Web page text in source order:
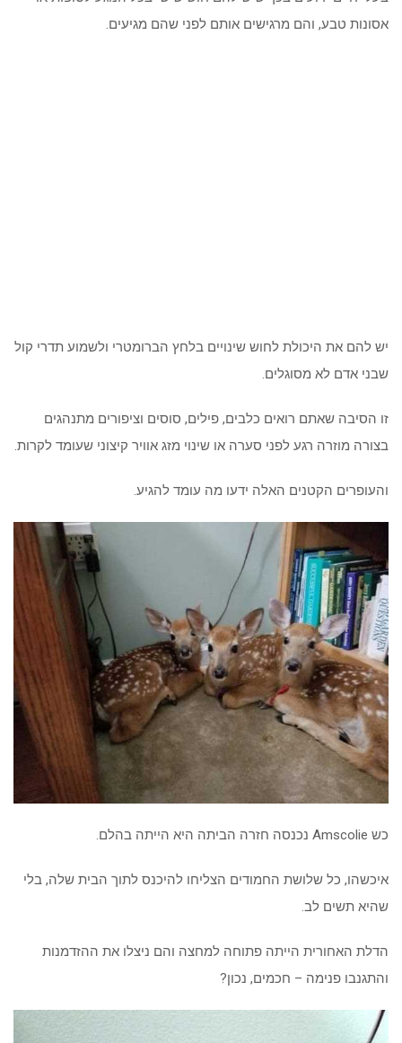
אסונות טבע, והם מרגישים אותם לפני שהם מגיעים.
יש להם את היכולת לחוש שינויים בלחץ הברומטרי ולשמוע תדרי קול
שבני אדם לא מסוגלים.
זו הסיבה שאתם רואים כלבים, פילים, סוסים וציפורים מתנהגים
בצורה מוזרה רגע לפני סערה או שינוי מזג אוויר קיצוני שעומד לקרות.
והעופרים הקטנים האלה ידעו מה עומד להגיע.
כש Amscolie נכנסה חזרה הביתה היא הייתה בהלם.
איכשהו, כל שלושת החמודים הצליחו להיכנס לתוך הבית שלה, בלי
שהיא תשים לב.
הדלת האחורית הייתה פתוחה למחצה והם ניצלו את ההזדמנות
והתגנבו פנימה – חכמים, נכון?